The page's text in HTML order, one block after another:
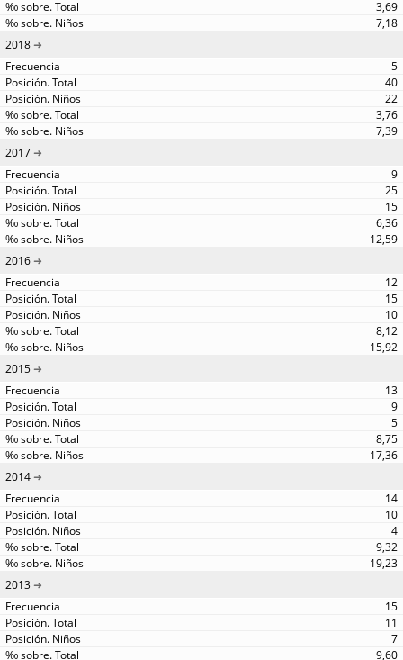
3,69
7,18
2018
5
40
22
3,76
7,39
2017
9
25
15
6,36
12,59
2016
12
15
10
8,12
15,92
2015
13
9
5
8,75
17,36
2014
14
10
4
9,32
19,23
2013
15
11
7
9,60